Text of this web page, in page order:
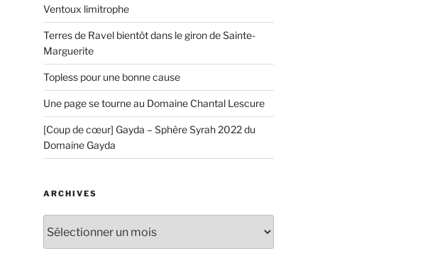
Ventoux limitrophe
Terres de Ravel bientôt dans le giron de Sainte-
Marguerite
Topless pour une bonne cause
Une page se tourne au Domaine Chantal Lescure
[Coup de cœur] Gayda – Sphère Syrah 2022 du
Domaine Gayda
ARCHIVES